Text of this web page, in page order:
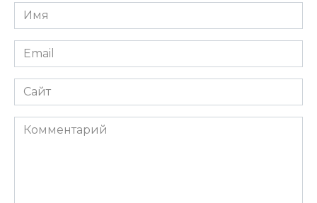
Имя
*
Email
*
Сайт
Комментарий